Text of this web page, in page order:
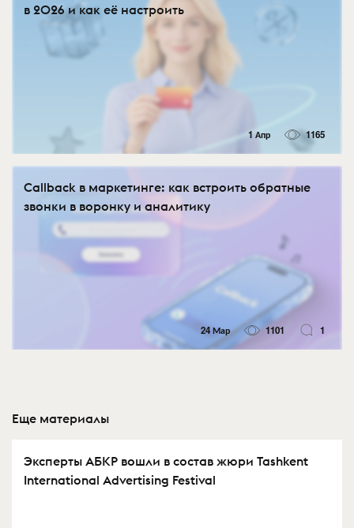
в 2026 и как её настроить
1 Апр 1165
Callback в маркетинге: как встроить обратные
звонки в воронку и аналитику
24 Мар 1101 1
Еще материалы
Эксперты АБКР вошли в состав жюри Tashkent
International Advertising Festival